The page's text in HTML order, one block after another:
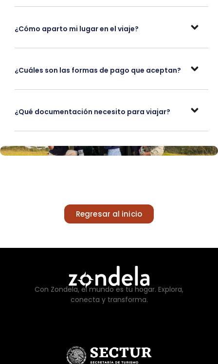
¿Cómo aparto mi lugar en el viaje?
¿Cuáles son las formas de pago que aceptan?
¿Qué documentación necesito para viajar?
Regresar al inicio
Con Zondela, el mundo es tu hogar. Explora,
conecta y transforma.